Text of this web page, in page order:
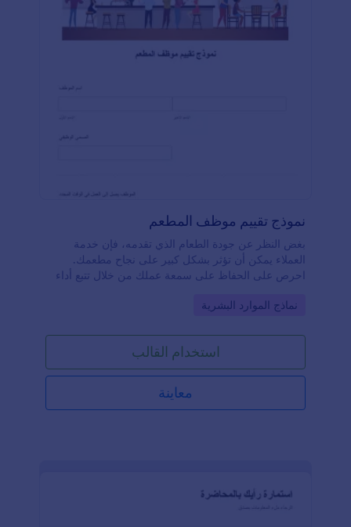
نموذج تقييم موظف المطعم
بغض النظر عن جودة الطعام الذي تقدمه، فإن خدمة
العملاء يمكن أن تؤثر بشكل كبير على نجاح مطعمك.
احرص على الحفاظ على سمعة عملك من خلال تتبع أداء
بمجرد تخصيصه ونشره، يمكن للمشرفين بسهولة تقديم
تخزين جميع الإدخالات في حسابك الآمن على Jotform،
حيث يمكنك الوصول إليها بسهولة وتحميلها وطباعتها
ومشاركتها مع فريقك.تمامًا كما تهتم بتقديم كل طبق
بأفضل شكل، فلماذا لا تفعل الشيء نفسه مع نموذج تقييم
الموظفين؟ دون الحاجة إلى أي مهارات برمجية، يمكنك
في موقعك الإلكتروني أو مشاركة رابط خاص به ليتمكن
المشرفون من تعبئته من أي جهاز. باستخدام نموذج تقييم
Go to Category:
نماذج الموارد البشرية
استخدام القالب
معاينة